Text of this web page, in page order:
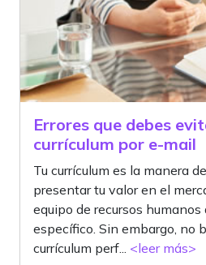
Errores que debes
currículum por e-mail
Tu currículum es la manera
presentar tu valor en el
equipo de recursos
específico. Sin embargo, no
currículum perf... <leer más>